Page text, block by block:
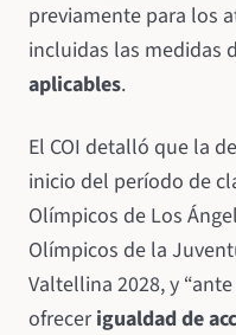
previamente para los
incluidas las medidas
aplicables.
El COI detalló que la
inicio del período de
Olímpicos de Los
Olímpicos de la
Valtellina 2028, y
ofrecerigualdad de